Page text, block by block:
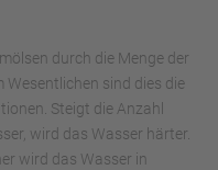
durch die Menge der
sind dies die
Steigt die Anzahl
wird das Wasser härter.
wird das Wasser in